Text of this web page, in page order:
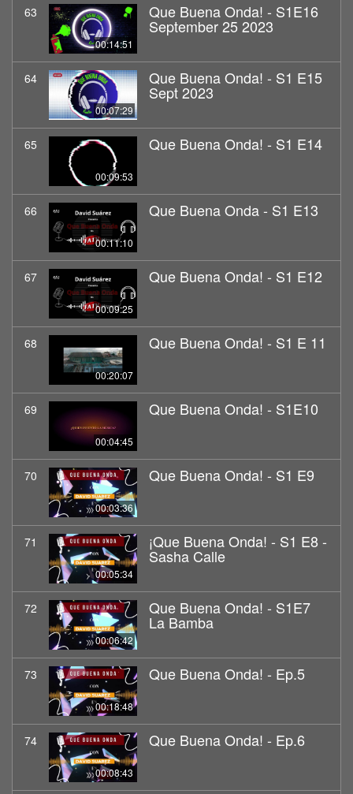
63
00:14:51
Que Buena Onda! - S1E16
September 25 2023
64
00:07:29
Que Buena Onda! - S1 E15
Sept 2023
65
00:09:53
Que Buena Onda! - S1 E14
66
00:11:10
Que Buena Onda - S1 E13
67
00:09:25
Que Buena Onda! - S1 E12
68
00:20:07
Que Buena Onda! - S1 E 11
69
00:04:45
Que Buena Onda! - S1E10
70
00:03:36
Que Buena Onda! - S1 E9
71
00:05:34
¡Que Buena Onda! - S1 E8 -
Sasha Calle
72
00:06:42
Que Buena Onda! - S1E7
La Bamba
73
00:18:48
Que Buena Onda! - Ep.5
74
00:08:43
Que Buena Onda! - Ep.6